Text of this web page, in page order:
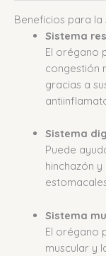
Beneficios para
Sistema
El orégano
congestión
gracias a
Sistema
Puede
hinchazón
Sistema
El orégano
muscular y